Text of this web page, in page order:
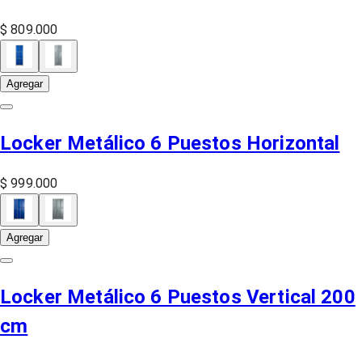
$ 809.000
Agregar
Locker Metálico 6 Puestos Horizontal
$ 999.000
Agregar
Locker Metálico 6 Puestos Vertical 200
cm